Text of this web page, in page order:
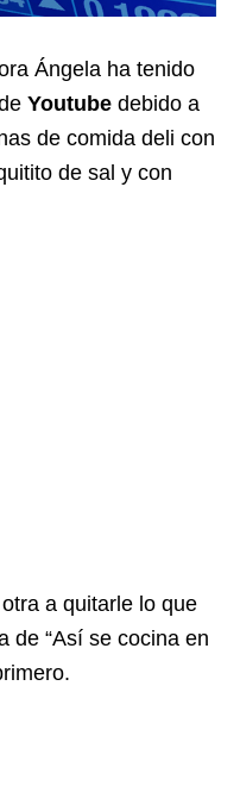
Ángela ha tenido
Youtube debido a
de comida deli con
de sal y con
a quitarle lo que
de “Así se cocina en